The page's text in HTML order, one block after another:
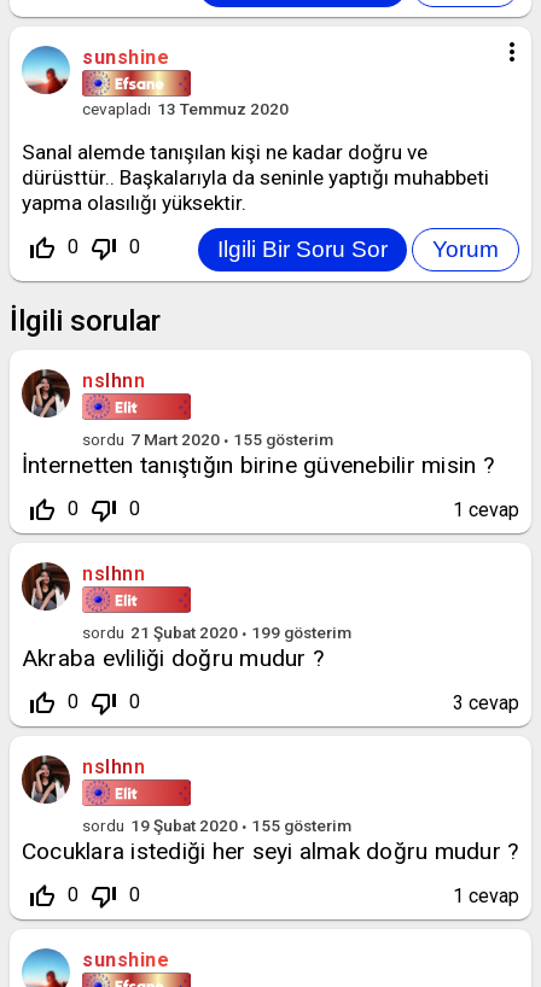
more_vert
sunshine
cevapladı 13 Temmuz 2020
Sanal alemde tanışılan kişi ne kadar doğru ve
dürüsttür.. Başkalarıyla da seninle yaptığı muhabbeti
yapma olasılığı yüksektir.
thumb_up_off_alt 0 thumb_down_off_alt 0
İlgili sorular
nslhnn
sordu 7 Mart 2020 155 gösterim
İnternetten tanıştığın birine güvenebilir misin ?
thumb_up_off_alt 0 thumb_down_off_alt 0 1 cevap
nslhnn
sordu 21 Şubat 2020 199 gösterim
Akraba evliliği doğru mudur ?
thumb_up_off_alt 0 thumb_down_off_alt 0 3 cevap
nslhnn
sordu 19 Şubat 2020 155 gösterim
Cocuklara istediği her seyi almak doğru mudur ?
thumb_up_off_alt 0 thumb_down_off_alt 0 1 cevap
sunshine